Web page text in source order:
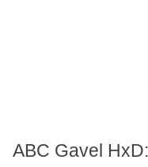
ABC Gavel